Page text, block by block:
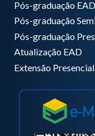
Pós-graduação EAD
Pós-graduação
Pós-graduação
Atualização EAD
Extensão Presencial